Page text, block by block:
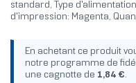
standard, Type
d'impression: Magenta,
En achetant ce produit
notre programme de
une cagnotte de 1,84 €.